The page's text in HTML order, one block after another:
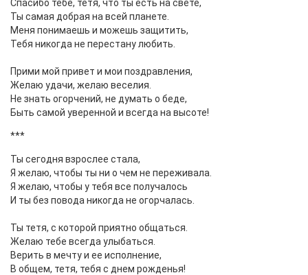
Спасибо тебе, тетя, что ты есть на свете,
Ты самая добрая на всей планете.
Меня понимаешь и можешь защитить,
Тебя никогда не перестану любить.
Прими мой привет и мои поздравления,
Желаю удачи, желаю веселия.
Не знать огорчений, не думать о беде,
Быть самой уверенной и всегда на высоте!
***
Ты сегодня взрослее стала,
Я желаю, чтобы ты ни о чем не переживала.
Я желаю, чтобы у тебя все получалось
И ты без повода никогда не огорчалась.
Ты тетя, с которой приятно общаться.
Желаю тебе всегда улыбаться.
Верить в мечту и ее исполнение,
В общем, тетя, тебя с днем рожденья!